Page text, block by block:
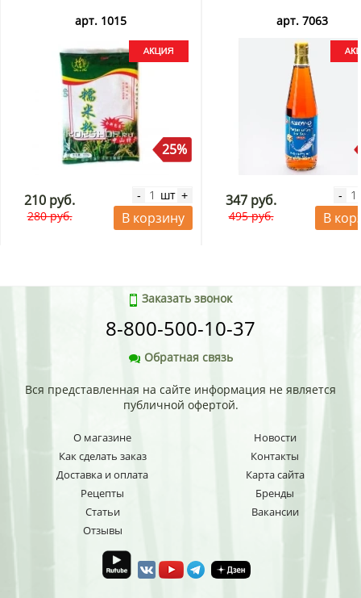
арт. 1015
25%
210 руб.
280 руб.
- шт +
В корзину
арт. 7063
347 руб.
495 руб.
-
В
Заказать звонок
8-800-500-10-37
Обратная связь
Вся представленная на сайте информация не является
публичной офертой.
О магазине
Как сделать заказ
Доставка и оплата
Рецепты
Статьи
Отзывы
Новости
Контакты
Карта сайта
Бренды
Вакансии